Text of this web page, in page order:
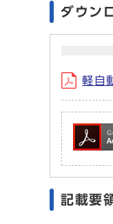
ダウン
軽自
記載要